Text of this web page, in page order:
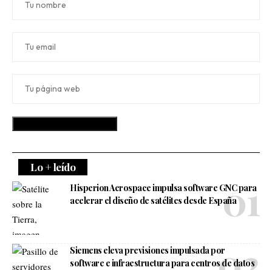
Lo + leído
Hisperion Aerospace impulsa software GNC para
acelerar el diseño de satélites desde España
Siemens eleva previsiones impulsada por
software e infraestructura para centros de datos